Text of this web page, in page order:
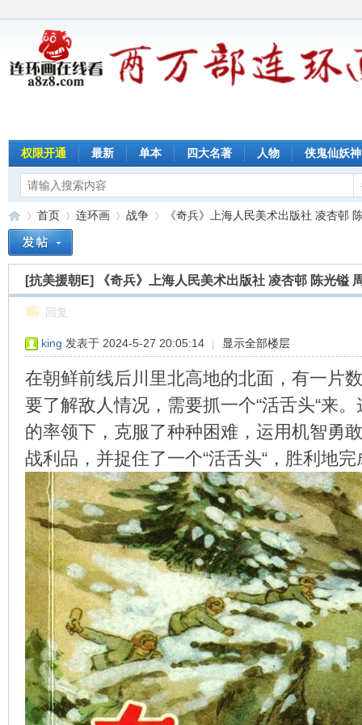
权限开通 最新 单本 四大名著 人物 侠鬼仙妖神
»
首页
›
连环画
›
战争
›
《奇兵》上海人民美术出版社 凌杏邨
[抗美援朝E] 《奇兵》上海人民美术出版社 凌杏邨 陈光镒
回复
king 发表于 2024-5-27 20:05:14 | 显示全部楼层
在朝鲜前线后川里北高地的北面，有一片
要了解敌人情况，需要抓一个“活舌头“来
的率领下，克服了种种困难，运用机智勇
战利品，并捉住了一个“活舌头“，胜利地